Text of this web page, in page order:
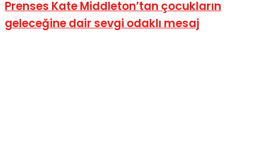
Prenses Kate Middleton’tan çocukların
geleceğine dair sevgi odaklı mesaj